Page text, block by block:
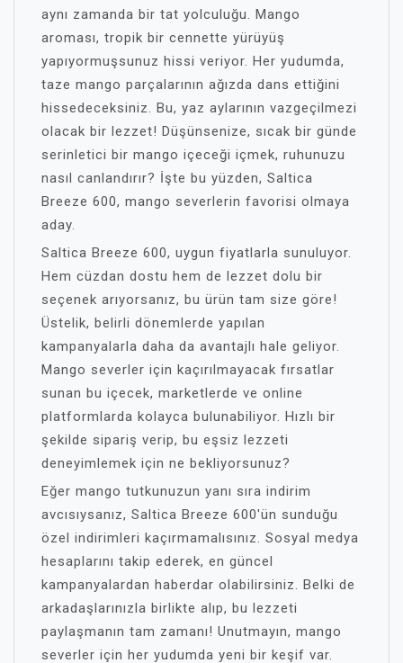
aynı zamanda bir tat yolculuğu. Mango
aroması, tropik bir cennette yürüyüş
yapıyormuşsunuz hissi veriyor. Her yudumda,
taze mango parçalarının ağızda dans ettiğini
hissedeceksiniz. Bu, yaz aylarının vazgeçilmezi
olacak bir lezzet! Düşünsenize, sıcak bir günde
serinletici bir mango içeceği içmek, ruhunuzu
nasıl canlandırır? İşte bu yüzden, Saltica
Breeze 600, mango severlerin favorisi olmaya
aday.
Saltica Breeze 600, uygun fiyatlarla sunuluyor.
Hem cüzdan dostu hem de lezzet dolu bir
seçenek arıyorsanız, bu ürün tam size göre!
Üstelik, belirli dönemlerde yapılan
kampanyalarla daha da avantajlı hale geliyor.
Mango severler için kaçırılmayacak fırsatlar
sunan bu içecek, marketlerde ve online
platformlarda kolayca bulunabiliyor. Hızlı bir
şekilde sipariş verip, bu eşsiz lezzeti
deneyimlemek için ne bekliyorsunuz?
Eğer mango tutkunuzun yanı sıra indirim
avcısıysanız, Saltica Breeze 600'ün sunduğu
özel indirimleri kaçırmamalısınız. Sosyal medya
hesaplarını takip ederek, en güncel
kampanyalardan haberdar olabilirsiniz. Belki de
arkadaşlarınızla birlikte alıp, bu lezzeti
paylaşmanın tam zamanı! Unutmayın, mango
severler için her yudumda yeni bir keşif var.